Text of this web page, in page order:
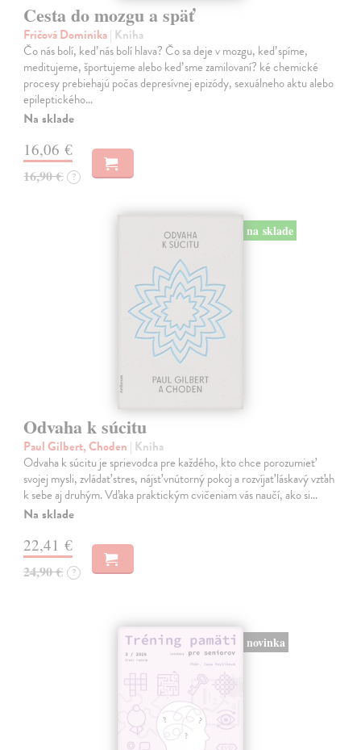
Cesta do mozgu a späť
Fričová Dominika| Kniha
Čo nás bolí, keď nás bolí hlava? Čo sa deje v mozgu, keď spíme,
meditujeme, športujeme alebo keď sme zamilovaní? ké chemické
procesy prebiehajú počas depresívnej epizódy, sexuálneho aktu alebo
epileptického…
Na sklade
16,06 €
16,90 € ?
na sklade
Odvaha k súcitu
Paul Gilbert, Choden | Kniha
Odvaha k súcitu je sprievodca pre každého, kto chce porozumieť
svojej mysli, zvládať stres, nájsť vnútorný pokoj a rozvíjať láskavý vzťah
k sebe aj druhým. Vďaka praktickým cvičeniam vás naučí, ako si…
Na sklade
22,41 €
24,90 € ?
novinka